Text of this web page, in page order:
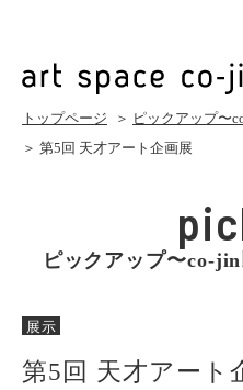
トップページ ＞ ピックアップ〜
＞ 第5回 天才アート企画展
ピックアップ〜co-
展示
第5回 天才アート